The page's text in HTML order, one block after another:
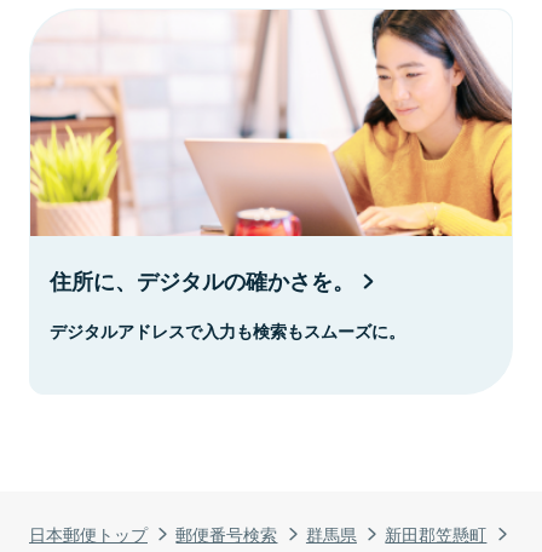
日本郵便トップ 郵便番号検索 群馬県
新田郡笠懸町
住所に、デジタルの確かさを。
デジタルアドレスで入力も検索もスムーズに。